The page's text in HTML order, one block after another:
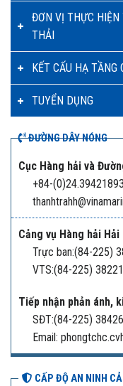
ĐƠN VỊ THỰC HIỆN
THẢI
KẾT CẤU HẠ TẦNG
TUYỂN DỤNG
ĐƯỜNG DÂY NÓNG
Cục Hàng hải và
+84-(0)24.39421893
Cảng vụ Hàng hải Hải
Trực ban:(84-225)
VTS:(84-225)
Tiếp nhận phản ánh,
SĐT:(84-225)
Email:
CẤP ĐỘ AN NINH